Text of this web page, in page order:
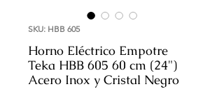
SKU: HBB 605
Horno Eléctrico Empotre
Teka HBB 605 60 cm (24")
Acero Inox y Cristal Negro